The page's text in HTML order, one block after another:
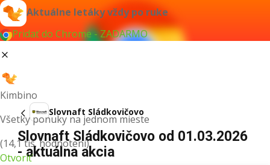
Aktuálne letáky vždy po ruke
Pridať do Chrome - ZADARMO
Kimbino
Všetky ponuky na jednom mieste
(14,1 tis. hodnotení)
Otvoriť
Slovnaft Sládkovičovo
Slovnaft Sládkovičovo od 01.03.2026
- aktuálna akcia